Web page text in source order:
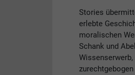
Stories
erlebte
moralischen
Schank und